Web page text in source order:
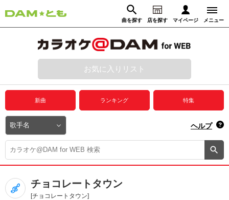
曲を探す 店を探す マイページ メニュー
動画からさがす 録音からさがす
ログイン
プレミアムサービス
DAM★とも動画
DAM★とも録音
カラオケ＠DAM
ユーザー検索
お気に入りリスト
新曲 ランキング 特集
ヘルプ
チョコレートタウン
[チョコレートタウン]